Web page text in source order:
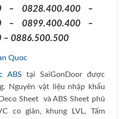
– 0828.400.400 –
– 0899.400.400 –
– 0886.500.500
ABS tại SaiGonDoor được
Nguyên vật liệu nhập khẩu
Sheet và ABS Sheet phủ
co giản, khung LVL, Tấm